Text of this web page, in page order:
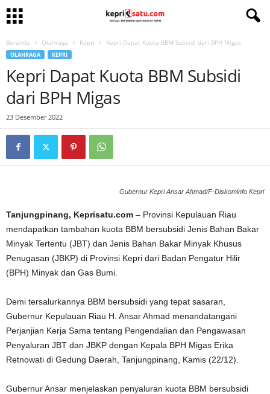
Beranda Olahraga Kepri Kepri Dapat Kuota BBM Subsidi dari BPH Migas
OLAHRAGA KEPRI
Kepri Dapat Kuota BBM Subsidi
dari BPH Migas
23 Desember 2022
Gubernur Kepri Ansar Ahmad/F-Diskominfo Kepri
Tanjungpinang, Keprisatu.com – Provinsi Kepulauan Riau
mendapatkan tambahan kuota BBM bersubsidi Jenis Bahan Bakar
Minyak Tertentu (JBT) dan Jenis Bahan Bakar Minyak Khusus
Penugasan (JBKP) di Provinsi Kepri dari Badan Pengatur Hilir
(BPH) Minyak dan Gas Bumi.
Demi tersalurkannya BBM bersubsidi yang tepat sasaran,
Gubernur Kepulauan Riau H. Ansar Ahmad menandatangani
Perjanjian Kerja Sama tentang Pengendalian dan Pengawasan
Penyaluran JBT dan JBKP dengan Kepala BPH Migas Erika
Retnowati di Gedung Daerah, Tanjungpinang, Kamis (22/12).
Gubernur Ansar menjelaskan penyaluran kuota BBM bersubsidi